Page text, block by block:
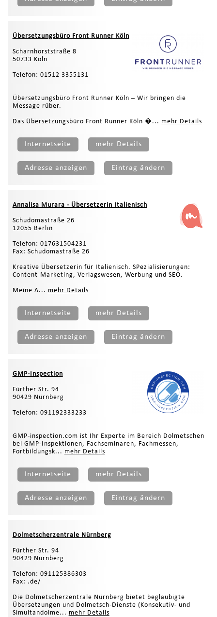
Übersetzungsbüro Front Runner Köln
Scharnhorststraße 8
50733 Köln
Telefon: 01512 3355131
Übersetzungsbüro Front Runner Köln – Wir bringen die
Message rüber.
Das Übersetzungsbüro Front Runner Köln �... mehr Details
Internetseite mehr Details
Adresse anzeigen Eintrag ändern
Annalisa Murara - Übersetzerin Italienisch
Schudomastraße 26
12055 Berlin
Telefon: 017631504231
Fax: Schudomastraße 26
Kreative Übersetzerin für Italienisch. SPezialisierungen:
Content-Marketing, Verlagswesen, Werbung und SEO.
Meine A... mehr Details
Internetseite mehr Details
Adresse anzeigen Eintrag ändern
GMP-Inspection
Fürther Str. 94
90429 Nürnberg
Telefon: 091192333233
GMP-inspection.com ist Ihr Experte im Bereich Dolmetschen
bei GMP-Inspektionen, Fachseminaren, Fachmessen,
Fortbildungsk... mehr Details
Internetseite mehr Details
Adresse anzeigen Eintrag ändern
Dolmetscherzentrale Nürnberg
Fürther Str. 94
90429 Nürnberg
Telefon: 091125386303
Fax: .de/
Die Dolmetscherzentrale Nürnberg bietet beglaubigte
Übersetzungen und Dolmetsch-Dienste (Konsekutiv- und
Simultandolme... mehr Details